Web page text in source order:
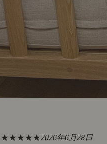
★★★★★2026年6月28日